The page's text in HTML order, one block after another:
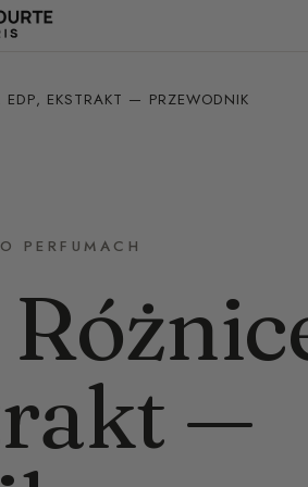
EDP, EKSTRAKT — PRZEWODNIK
PERFUMACH
—